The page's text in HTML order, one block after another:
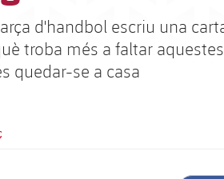
d'handbol escriu una
troba més a faltar
quedar-se a casa